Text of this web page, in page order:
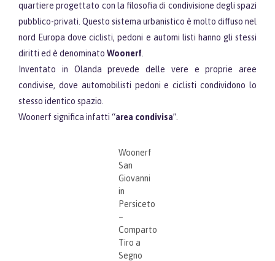
quartiere progettato con la filosofia di condivisione degli spazi
pubblico-privati. Questo sistema urbanistico è molto diffuso nel
nord Europa dove ciclisti, pedoni e automi listi hanno gli stessi
diritti ed è denominato Woonerf
Inventato in Olanda prevede delle vere e proprie aree
condivise, dove automobilisti pedoni e ciclisti condividono lo
stesso identico spazio.
Woonerf significa infatti “area condivisa”.
Woonerf
San
Giovanni
in
Persiceto
–
Comparto
Tiro a
Segno